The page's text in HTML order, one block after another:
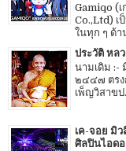
Gamiqo (
Co.,Ltd) เ
ในทุก ๆ ด้า
ประวัติ หล
นามเดิม :-
๒๔๔๗ ตรง
เพ็ญวิสาขป
เค-จอย มิว
ศิลปินไอดอ